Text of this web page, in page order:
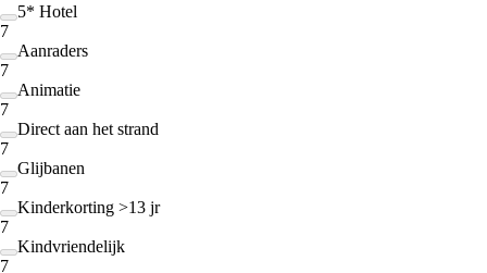
5* Hotel
7
Aanraders
7
Animatie
7
Direct aan het strand
7
Glijbanen
7
Kinderkorting >13 jr
7
Kindvriendelijk
7